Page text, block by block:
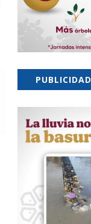
PUBLICIDAD